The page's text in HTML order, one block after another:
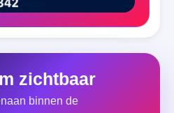
zichtbaar
binnen de